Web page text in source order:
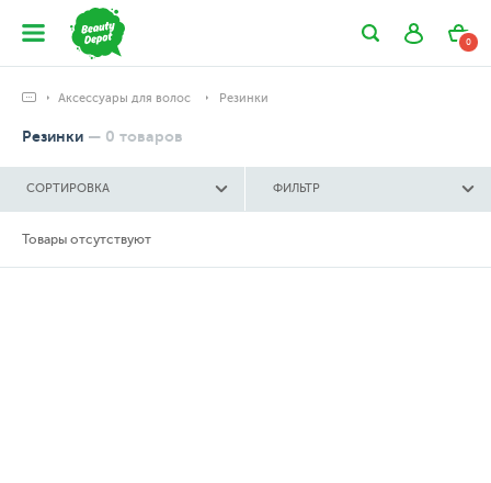
0
Аксессуары для волос Резинки
Резинки — 0 товаров
СОРТИРОВКА ФИЛЬТР
Товары отсутствуют